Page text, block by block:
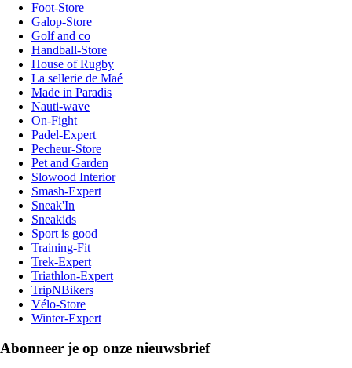
Foot-Store
Galop-Store
Golf and co
Handball-Store
House of Rugby
La sellerie de Maé
Made in Paradis
Nauti-wave
On-Fight
Padel-Expert
Pecheur-Store
Pet and Garden
Slowood Interior
Smash-Expert
Sneak'In
Sneakids
Sport is good
Training-Fit
Trek-Expert
Triathlon-Expert
TripNBikers
Vélo-Store
Winter-Expert
Abonneer je op onze nieuwsbrief